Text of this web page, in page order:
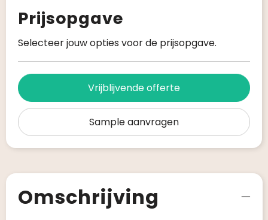
Prijsopgave
Selecteer jouw opties voor de prijsopgave.
Vrijblijvende offerte
Sample aanvragen
Omschrijving